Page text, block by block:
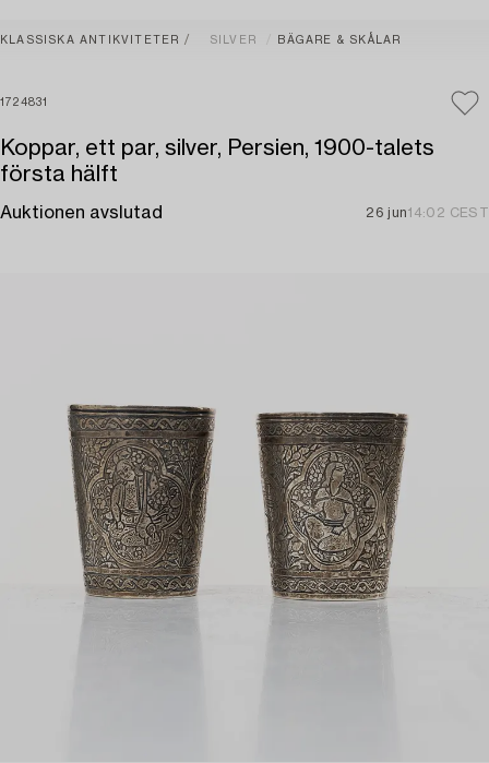
KLASSISKA ANTIKVITETER SILVER BÄGARE & SKÅLAR
1724831
Koppar, ett par, silver, Persien, 1900-talets
första hälft
Auktionen avslutad 26 jun14:02 CEST